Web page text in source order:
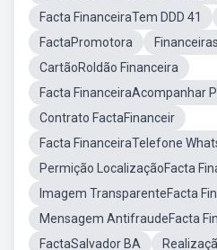
Facta FinanceiraTem DDD 41
FactaPromotora
CartãoRoldão Financeira
Facta FinanceiraAcompanhar
Contrato FactaFinanceir
Facta FinanceiraTelefone
Permição LocalizaçãoFacta
Imagem TransparenteFacta
Mensagem AntifraudeFacta
FactaSalvador BA